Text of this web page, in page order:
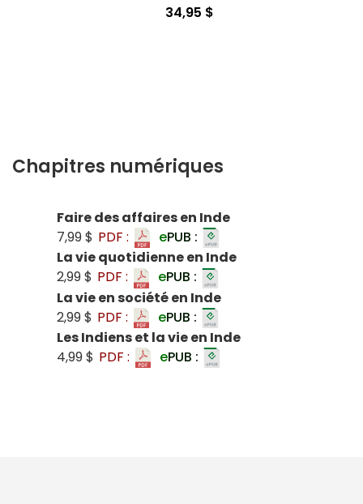
34,95 $
Chapitres numériques
Faire des affaires en Inde
7,99 $ PDF : ePUB :
La vie quotidienne en Inde
2,99 $ PDF : ePUB :
La vie en société en Inde
2,99 $ PDF : ePUB :
Les Indiens et la vie en Inde
4,99 $ PDF : ePUB :